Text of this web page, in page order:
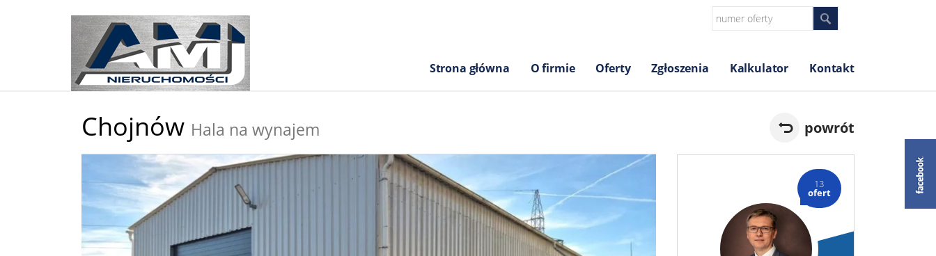
Strona główna O firmie Oferty Zgłoszenia Kalkulator Kontakt
Chojnów Hala na wynajem powrót
13
ofert